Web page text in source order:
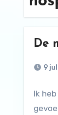
De
9
Ik